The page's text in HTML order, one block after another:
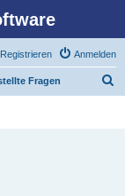
Anmelden
Registrieren
Fragen